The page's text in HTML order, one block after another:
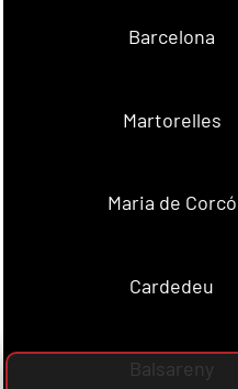
Barcelona
Martorelles
Maria de Corcó
Cardedeu
Balsareny